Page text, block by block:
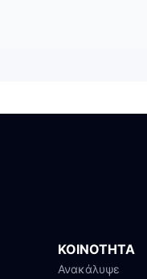
ΚΟΙΝΟΤΗΤΑ
Ανακάλυψε